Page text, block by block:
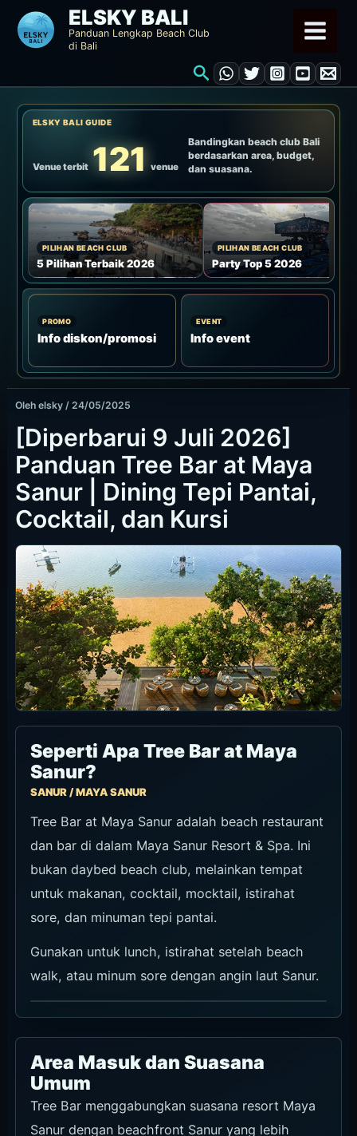
Lewati
konten
ELSKY BALI
Panduan Lengkap Beach Club
di Bali
Cari
ELSKY BALI GUIDE
Venue terbit 121 venue
Bandingkan beach club Bali
berdasarkan area, budget,
dan suasana.
PILIHAN BEACH CLUB
5 Pilihan Terbaik 2026
PILIHAN BEACH CLUB
Party Top 5 2026
PROMO
Info diskon/promosi
EVENT
Info event
Oleh elsky / 24/05/2025
[Diperbarui 9 Juli 2026]
Panduan Tree Bar at Maya
Sanur | Dining Tepi Pantai,
Cocktail, dan Kursi
Seperti Apa Tree Bar at Maya
Sanur?
SANUR / MAYA SANUR
Tree Bar at Maya Sanur adalah beach restaurant
dan bar di dalam Maya Sanur Resort & Spa. Ini
bukan daybed beach club, melainkan tempat
untuk makanan, cocktail, mocktail, istirahat
sore, dan minuman tepi pantai.
Gunakan untuk lunch, istirahat setelah beach
walk, atau minum sore dengan angin laut Sanur.
Area Masuk dan Suasana
Umum
Tree Bar menggabungkan suasana resort Maya
Sanur dengan beachfront Sanur yang lebih